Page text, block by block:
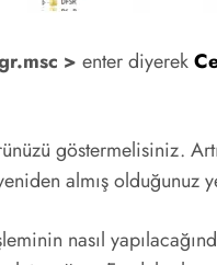
> enter diyerek
göstermelisiniz.
almış olduğunuz
nasıl